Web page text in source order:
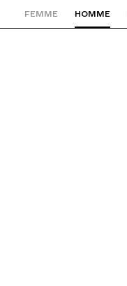
d'accueil
FEMME HOMME